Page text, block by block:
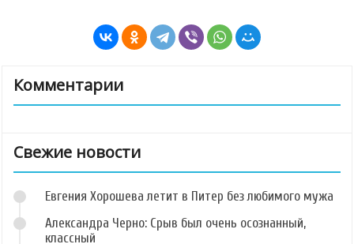
Комментарии
Свежие новости
Евгения Хорошева летит в Питер без любимого мужа
Александра Черно: Срыв был очень осознанный,
классный